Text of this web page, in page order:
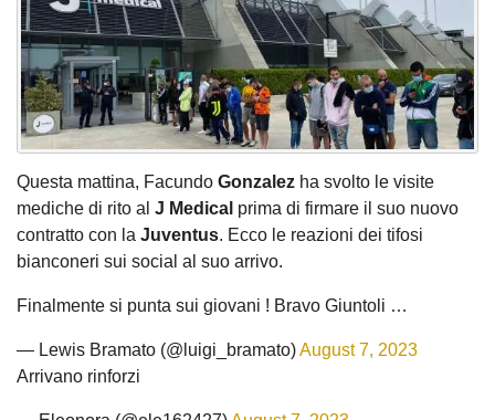
Questa mattina, Facundo Gonzalez ha svolto le visite
mediche di rito al J Medical prima di firmare il suo nuovo
contratto con la Juventus. Ecco le reazioni dei tifosi
bianconeri sui social al suo arrivo.
Finalmente si punta sui giovani ! Bravo Giuntoli …
— Lewis Bramato (@luigi_bramato)August 7, 2023
Arrivano rinforzi